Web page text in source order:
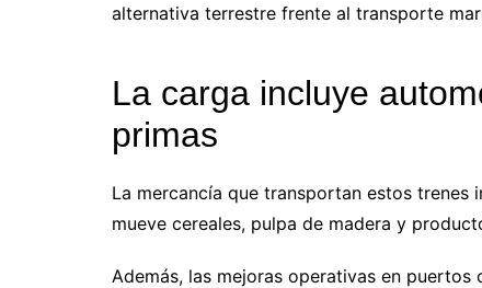
alternativa terrestre frente al transporte
La carga incluye
primas
La mercancía que transportan estos trenes
mueve cereales, pulpa de madera y
Además, las mejoras operativas en